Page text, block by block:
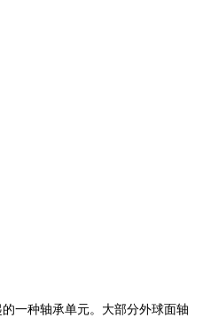
一种轴承单元。大部分外球面轴